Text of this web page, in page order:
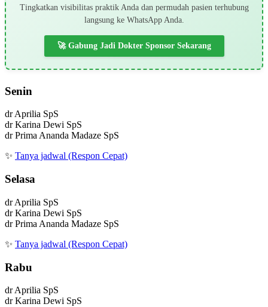
Tingkatkan visibilitas praktik Anda dan permudah pasien terhubung
langsung ke WhatsApp Anda.
🚀 Gabung Jadi Dokter Sponsor Sekarang
Senin
dr Aprilia SpS
dr Karina Dewi SpS
dr Prima Ananda Madaze SpS
✨ Tanya jadwal (Respon Cepat)
Selasa
dr Aprilia SpS
dr Karina Dewi SpS
dr Prima Ananda Madaze SpS
✨ Tanya jadwal (Respon Cepat)
Rabu
dr Aprilia SpS
dr Karina Dewi SpS